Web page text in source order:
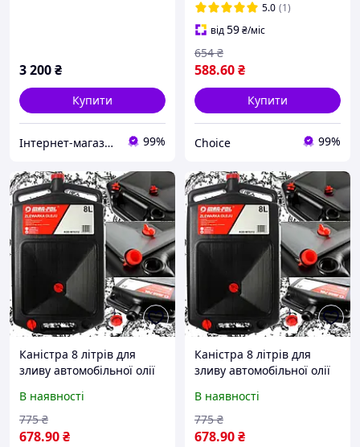
3 200₴
Купити
Інтернет-магазин "DomTehno" ЗАВЖДИ НИЗЬКІ ЦІНИ 99%
5.0 (1)
від59₴/міс
588.60₴
654 ₴
Купити
Choice 99%
Каністра 8 літрів для
зливу автомобільної олії
Pol M78312
В наявності
678.90₴
775 ₴
Каністра 8 літрів для
зливу автомобільної олії
Pol M78312
В наявності
678.90₴
775 ₴